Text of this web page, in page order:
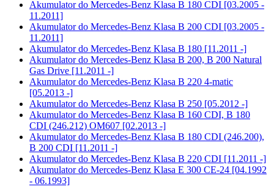
Akumulator do Mercedes-Benz Klasa B 180 CDI [03.2005 -
11.2011]
Akumulator do Mercedes-Benz Klasa B 200 CDI [03.2005 -
11.2011]
Akumulator do Mercedes-Benz Klasa B 180 [11.2011 -]
Akumulator do Mercedes-Benz Klasa B 200, B 200 Natural
Gas Drive [11.2011 -]
Akumulator do Mercedes-Benz Klasa B 220 4-matic
[05.2013 -]
Akumulator do Mercedes-Benz Klasa B 250 [05.2012 -]
Akumulator do Mercedes-Benz Klasa B 160 CDI, B 180
CDI (246.212) OM607 [02.2013 -]
Akumulator do Mercedes-Benz Klasa B 180 CDI (246.200),
B 200 CDI [11.2011 -]
Akumulator do Mercedes-Benz Klasa B 220 CDI [11.2011 -]
Akumulator do Mercedes-Benz Klasa E 300 CE-24 [04.1992
- 06.1993]